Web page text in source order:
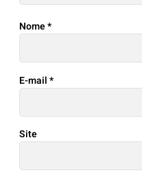
Nome*
E-mail*
Site